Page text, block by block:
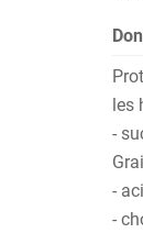
les
-
-
-